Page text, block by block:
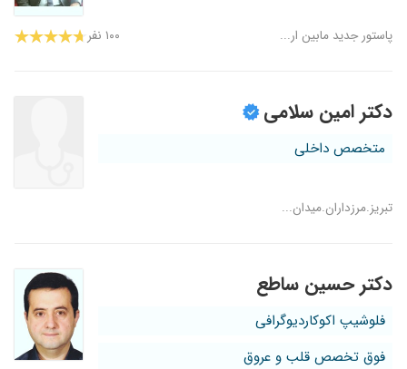
پاستور جدید مابین ار... ۱۰۰ نفر
دکتر امین سلامی
متخصص داخلی
تبریز.مرزداران.میدان...
دکتر حسین ساطع
فلوشیپ اکوکاردیوگرافی
فوق تخصص قلب و عروق